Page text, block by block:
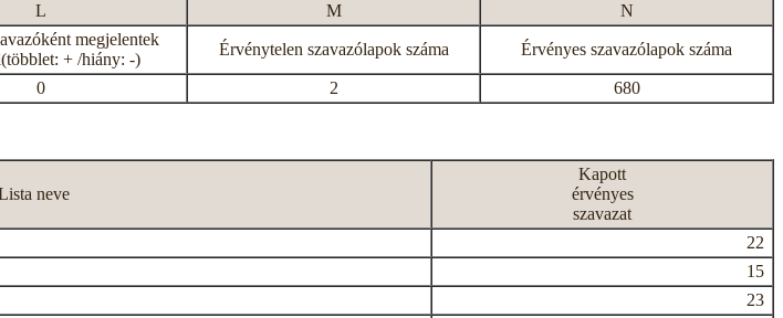
L M
N
megjelentek
+ /hiány: -)
Érvénytelen szavazólapok száma Érvényes szavazólapok száma
0 2 680
neve
Kapott
érvényes
szavazat
22
15
23